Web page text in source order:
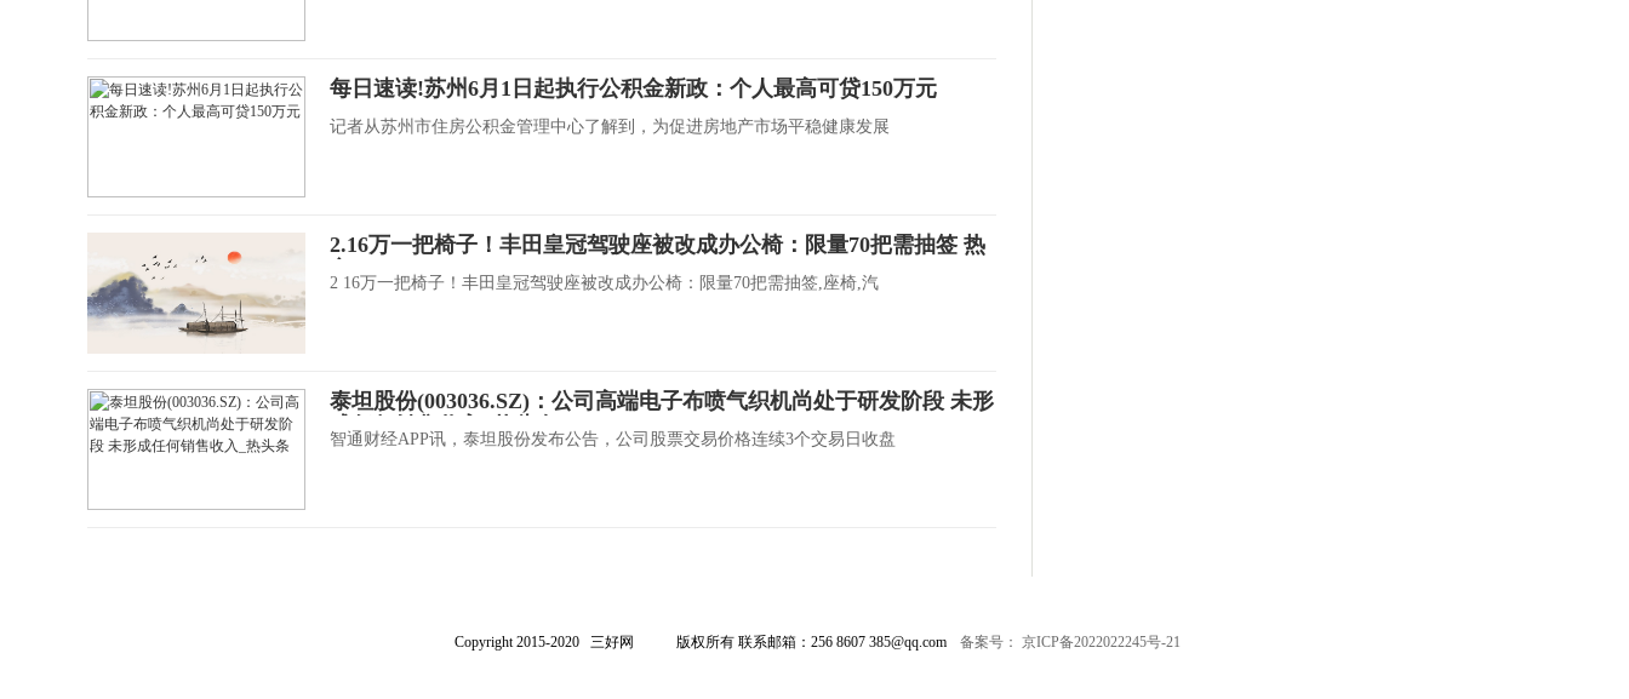
每日速读!苏州6月1日起执行公积金新政：个人最高可贷150万元
记者从苏州市住房公积金管理中心了解到，为促进房地产市场平稳健康发展
2.16万一把椅子！丰田皇冠驾驶座被改成办公椅：限量70把需抽签 热
2 16万一把椅子！丰田皇冠驾驶座被改成办公椅：限量70把需抽签,座椅,汽
泰坦股份(003036.SZ)：公司高端电子布喷气织机尚处于研发阶段 未形
成任何销售收入_热头条
智通财经APP讯，泰坦股份发布公告，公司股票交易价格连续3个交易日收盘
Copyright 2015-2020 三好网 版权所有 联系邮箱：256 8607 385@qq.com 备案号： 京ICP备2022022245号-21